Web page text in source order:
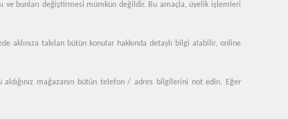
bunları değiştirmesi mümkün değildir. Bu amaçla, üyelik işlemleri
aklınıza takılan bütün konular hakkında detaylı bilgi alabilir, online
aldığınız mağazanın bütün telefon / adres bilgilerini not edin. Eğer